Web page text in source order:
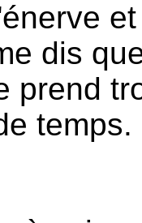
dis
prend
temps.